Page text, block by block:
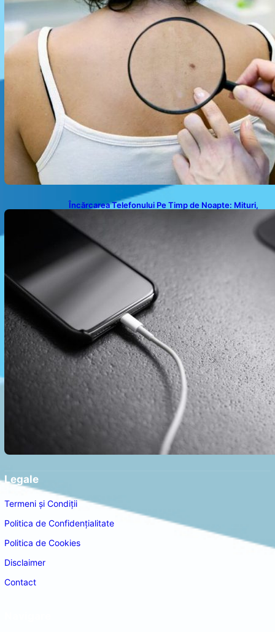
Încărcarea Telefonului Pe Timp de Noapte: Mituri,
Legale
Termeni și Condiții
Politica de Confidențialitate
Politica de Cookies
Disclaimer
Contact